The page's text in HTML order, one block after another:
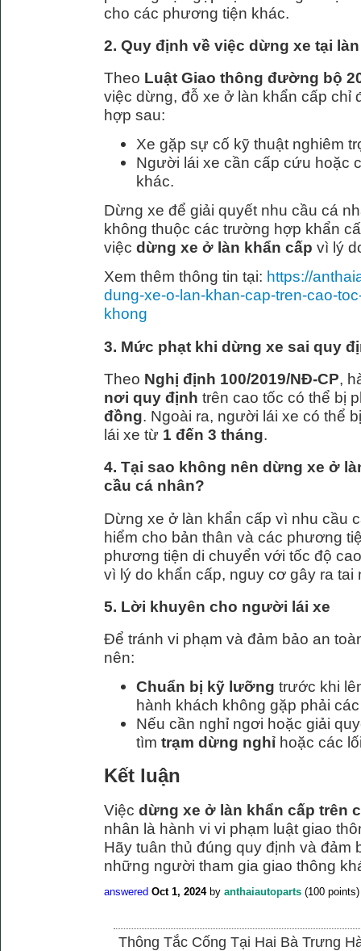
cho các phương tiện khác.
2. Quy định về việc dừng xe tại
Theo Luật Giao thông đường bộ
việc dừng, đỗ xe ở làn khẩn cấp
hợp sau:
Xe gặp sự cố kỹ thuật nghiêm
Người lái xe cần cấp cứu hoặc
khác.
Dừng xe để giải quyết nhu cầu cá
không thuộc các trường hợp khẩn
việc dừng xe ở làn khẩn cấp vì lý
Xem thêm thông tin tại: https://
dung-xe-o-lan-khan-cap-tren-cao-
khong
3. Mức phạt khi dừng xe sai quy
Theo Nghị định 100/2019/NĐ-CP,
nơi quy định trên cao tốc có thể bị
đồng. Ngoài ra, người lái xe có thể
lái xe từ 1 đến 3 tháng.
4. Tại sao không nên dừng xe ở
cầu cá nhân?
Dừng xe ở làn khẩn cấp vì nhu cầu
hiểm cho bản thân và các phương
phương tiện di chuyển với tốc độ
vì lý do khẩn cấp, nguy cơ gây ra tai
5. Lời khuyên cho người lái xe
Để tránh vi phạm và đảm bảo an
nên:
Chuẩn bị kỹ lưỡng trước khi
hành khách không gặp phải
Nếu cần nghỉ ngơi hoặc giải
tìm trạm dừng nghỉ hoặc các
Kết luận
Việc dừng xe ở làn khẩn cấp trên
nhân là hành vi vi phạm luật giao
Hãy tuân thủ đúng quy định và
những người tham gia giao thông
answered Oct 1, 2024 by anthaiautoparts (100 points)
Thông Tắc Cống Tại Hai Bà Trưng